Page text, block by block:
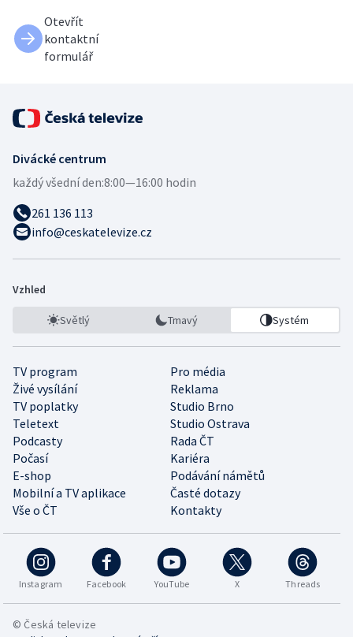
Otevřít
kontaktní
formulář
Divácké centrum
každý všední den:8:00—16:00 hodin
261 136 113
info@ceskatelevize.cz
Vzhled
Světlý Tmavý Systém
TV program
Pro média
Živé vysílání
Reklama
TV poplatky
Studio Brno
Teletext
Studio Ostrava
Podcasty
Rada ČT
Počasí
Kariéra
E-shop
Podávání námětů
Mobilní a TV aplikace
Časté dotazy
Vše o ČT
Kontakty
Instagram Facebook YouTube X Threads
© Česká televize